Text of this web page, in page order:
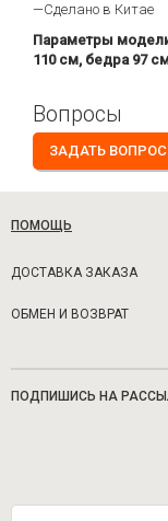
—Сделано в Китае
Параметры
110 см, бедра 97
Вопросы
ЗАДАТЬ ВОПРОС
ПОМОЩЬ
ДОСТАВКА ЗАКАЗА
ОБМЕН И ВОЗВРАТ
ПОДПИШИСЬ НА